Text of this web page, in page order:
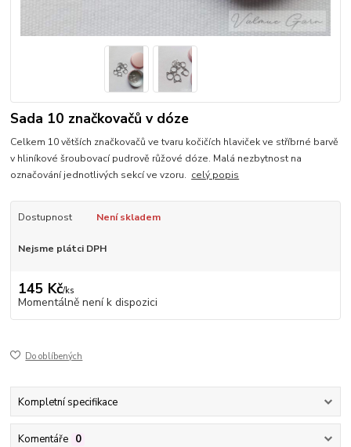
Sada 10 značkovačů v dóze
Celkem 10 větších značkovačů ve tvaru kočičích hlaviček ve stříbrné barvě
v hliníkové šroubovací pudrově růžové dóze. Malá nezbytnost na
označování jednotlivých sekcí ve vzoru. celý popis
Dostupnost Není skladem
Nejsme plátci DPH
145 Kč/ks
Momentálně není k dispozici
Do oblíbených
Kompletní specifikace
Komentáře 0